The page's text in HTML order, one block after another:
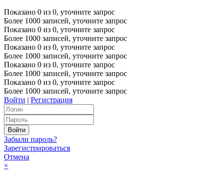
Показано 0 из 0, уточните запрос
Более 1000 записей, уточните запрос
Показано 0 из 0, уточните запрос
Более 1000 записей, уточните запрос
Показано 0 из 0, уточните запрос
Более 1000 записей, уточните запрос
Показано 0 из 0, уточните запрос
Более 1000 записей, уточните запрос
Показано 0 из 0, уточните запрос
Более 1000 записей, уточните запрос
Войти | Регистрация
Забыли пароль?
Зарегистрироваться
Отмена
×